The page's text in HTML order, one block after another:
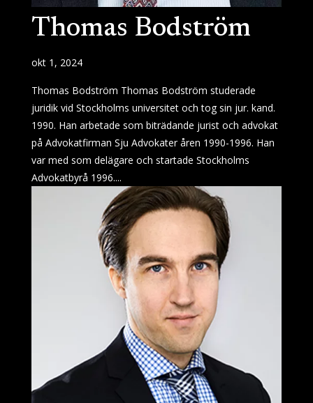
Thomas Bodström
okt 1, 2024
Thomas Bodström Thomas Bodström studerade
juridik vid Stockholms universitet och tog sin jur. kand.
1990. Han arbetade som biträdande jurist och advokat
på Advokatfirman Sju Advokater åren 1990-1996. Han
var med som delägare och startade Stockholms
Advokatbyrå 1996....